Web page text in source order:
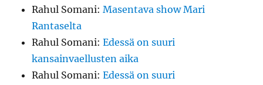
Rahul Somani:Masentava show Mari
Rantaselta
Rahul Somani:Edessä on suuri
kansainvaellusten aika
Rahul Somani:Edessä on suuri